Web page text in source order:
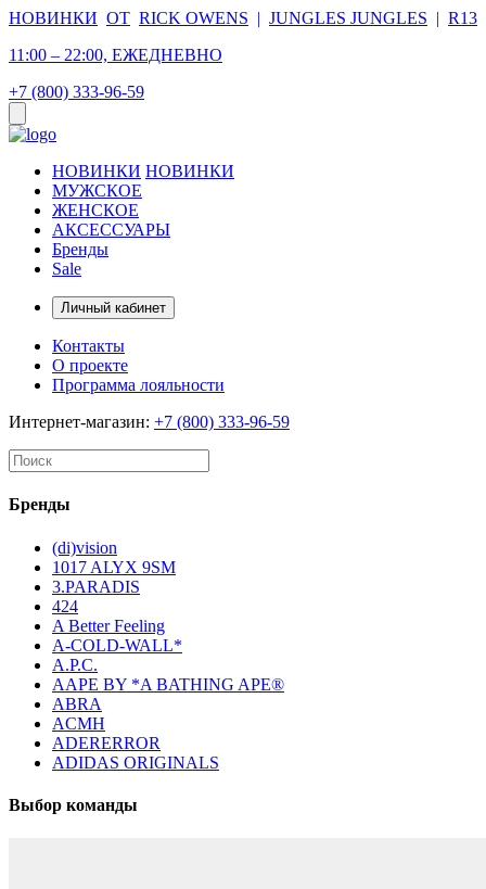
НОВИНКИ ОТ RICK OWENS | JUNGLES JUNGLES | R13
11:00 – 22:00, ЕЖЕДНЕВНО
+7 (800) 333-96-59
НОВИНКИ НОВИНКИ
МУЖСКОЕ
ЖЕНСКОЕ
АКСЕССУАРЫ
Бренды
Sale
Личный кабинет
Контакты
О проекте
Программа лояльности
Интернет-магазин: +7 (800) 333-96-59
Бренды
(di)vision
1017 ALYX 9SM
3.PARADIS
424
A Better Feeling
A-COLD-WALL*
A.P.C.
AAPE BY *A BATHING APE®
ABRA
ACMH
ADERERROR
ADIDAS ORIGINALS
Выбор команды